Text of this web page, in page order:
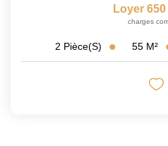
Loyer
charges
2 Pièce(s) 55 M²